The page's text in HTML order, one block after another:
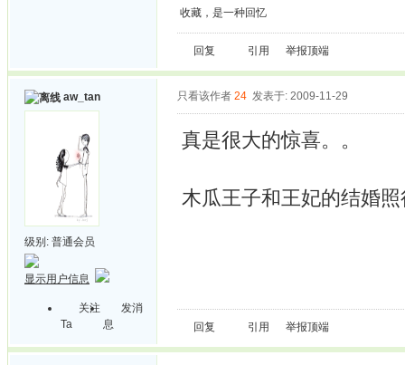
收藏，是一种回忆
回复 引用 举报顶端
aw_tan
级别: 普通会员
显示用户信息
关注
Ta
发消
息
只看该作者 24 发表于: 2009-11-29
真是很大的惊喜。。
木瓜王子和王妃的结婚
回复 引用 举报顶端